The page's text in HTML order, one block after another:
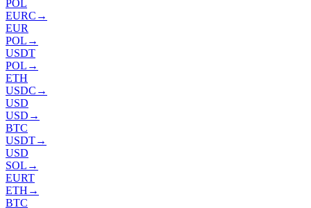
POL
EURC →
EUR
POL →
USDT
POL →
ETH
USDC →
USD
USD →
BTC
USDT→
USD
SOL →
EURT
ETH →
BTC